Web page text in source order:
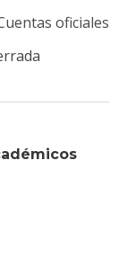
oficiales